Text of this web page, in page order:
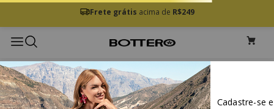
Frete grátis acima de R$249
Cadastre-se